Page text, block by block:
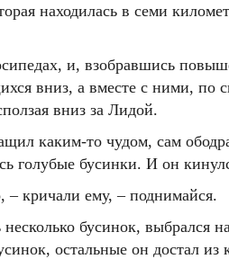
находилась в семи
и, взобравшись
вниз, а вместе с ними, по
вниз за Лидой.
каким-то чудом, сам
голубые бусинки. И он
– кричали ему, – поднимайся.
бусинок, выбрался
остальные он достал